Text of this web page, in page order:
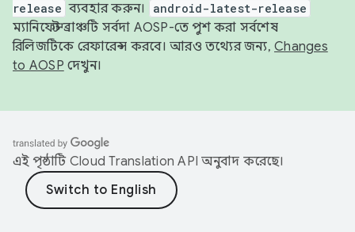
release ব্যবহার করুন। android-latest-release
ম্যানিফেস্ট ব্রাঞ্চটি সর্বদা AOSP-তে পুশ করা সর্বশেষ
রিলিজটিকে রেফারেন্স করবে। আরও তথ্যের জন্য, Changes
to AOSP দেখুন।
এই পৃষ্ঠাটি Cloud Translation API অনুবাদ করেছে।